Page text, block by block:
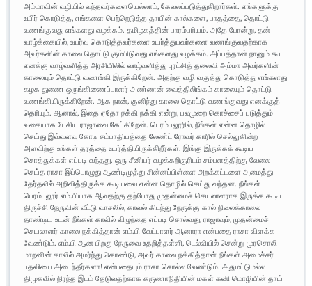
அம்மாவின் வழியில் வந்தவர்களையெல்லாம், கேவலப்படுத்துகிறார்கள். எங்களுக்கு
உயிர் கொடுத்த, எங்களை பெற்றெடுத்த தாயின் கால்களை, பாதத்தை, தொட்டு
வணங்குவது எங்களது வழக்கம். தமிழகத்தின் பாரம்பரியம். அதே போன்று, தன்
வாழ்க்கையில், உயர்வு கொடுத்தவர்களை உயர்த்துபவர்களை வணங்குவதற்காக
அவர்களின் காலை தொட்டு கும்பிடுவது எங்களது வழக்கம். அப்பத்தான் நானும் கூட
எனக்கு வாழ்வளித்த அரசியிலில் வாழ்வளித்து புரட்சித் தலைவி அம்மா அவர்களின்
காலையும் தொட்டு வணங்கி இருக்கிறேன். அதற்கு வழி வகுத்து கொடுத்து எங்களது
கழக துணை ஒருங்கிணைப்பாளர் அண்ணன் வைத்திலிங்கம் காலையும் தொட்டு
வணங்கியிருக்கிறேன். ஆக நான், குனிந்து காலை தொட்டு வணங்குவது எனக்குத்
தெரியும். ஆனால், இதை ஏதோ நக்கி நக்கி என்று, பலமுறை கொச்சைப் படுத்தும்
வகையாக பேசிய ராஜாவை கேட்கிறேன். பெரம்பலூரில், நீங்கள் என்ன தொழில்
செய்து இவ்வளவு கோடி சம்பாதியத்தை லேண்ட் ரோவர் காரில் செல்லுகின்ற
அளவிற்கு உங்கள் தரத்தை உயர்த்தியிருக்கிறீர்கள். இங்கு இருக்கக் கூடிய
சொத்துக்கள் எப்படி வந்தது. ஒரு சீனியர் வழக்கறிஞரிடம் சம்பளத்திற்கு வேலை
செய்த ராசா இப்பொழுது ஆண்டிமுத்து சின்னப்பிள்ளை அறக்கட்டளை அமைத்து
தேர்தலில் அறிவித்திருக்க கூடியவை என்ன தொழில் செய்து வந்தன. நீங்கள்
பெரம்பலூர் எம்.பியாக ஆவதற்கு தற்போது முதன்மைச் செயலாளராக இருக்க கூடிய
திருச்சி நேருவின் வீட்டு வாசலில், காவல் கிடந்து நேருக்கு கால் நிலைக்காலை
தாண்டிய உடன் நீங்கள் காலில் விழுந்தை எப்படி சொல்வது, ராஜாவும், முதன்மைச்
செயலாளர் காலை நக்கித்தான் எம்.பி வேட்பாளர் ஆனாரா என்பதை ராசா விளக்க
வேண்டும். எம்.பி ஆன பிறகு நேருவை உதறித்தள்ளி, டெல்லியில் சென்று முரசொலி
மாறனின் காலில் அமர்ந்து கொண்டு, அவர் காலை நக்கித்தான் நீங்கள் அமைச்சர்
பதவியை அடைந்தீர்களா! என்பதையும் ராசா சொல்ல வேண்டும். அதுமட்டுமல்ல
திமுகவில் நிரந்த இடம் தேடுவதற்காக கருணாநிதியின் மகள் கனி மொழியின் தாய்